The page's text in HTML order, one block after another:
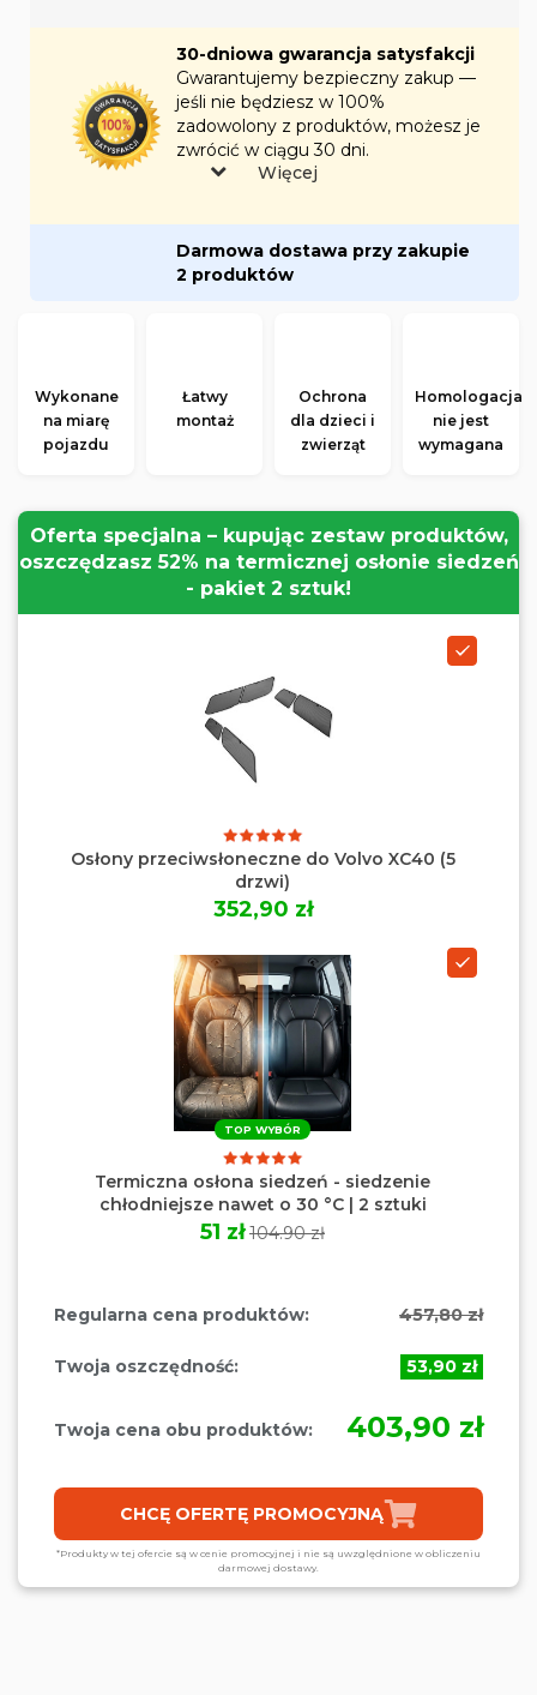
30-dniowa gwarancja satysfakcji
Gwarantujemy bezpieczny zakup —
jeśli nie będziesz w 100%
zadowolony z produktów, możesz je
zwrócić w ciągu 30 dni.
Więcej
Darmowa dostawa przy zakupie
2 produktów
Wykonane
na miarę
pojazdu
Łatwy
montaż
Ochrona
dla dzieci i
zwierząt
Homologacja
nie jest
wymagana
Oferta specjalna – kupując zestaw produktów,
oszczędzasz 52% na termicznej osłonie siedzeń
- pakiet 2 sztuk!
Osłony przeciwsłoneczne do Volvo XC40 (5
drzwi)
352,90 zł
TOP WYBÓR
Termiczna osłona siedzeń - siedzenie
chłodniejsze nawet o 30 °C | 2 sztuki
51 zł 104.90 zł
Regularna cena produktów: 457,80 zł
Twoja oszczędność: 53,90 zł
Twoja cena obu produktów: 403,90 zł
CHCĘ OFERTĘ PROMOCYJNĄ
*Produkty w tej ofercie są w cenie promocyjnej i nie są uwzględnione w obliczeniu
darmowej dostawy.